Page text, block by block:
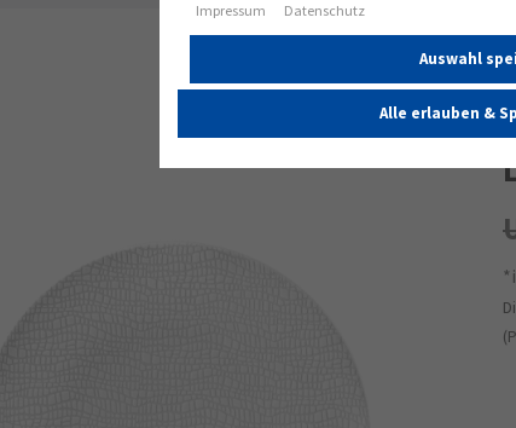
45%
Impressum Datenschutz
Auswahl
Alle erlauben &